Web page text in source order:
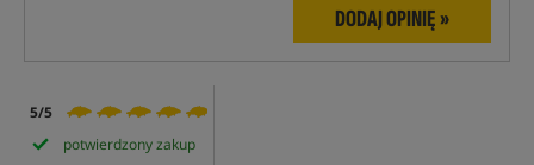
DODAJ OPINIĘ »
5/5
potwierdzony zakup